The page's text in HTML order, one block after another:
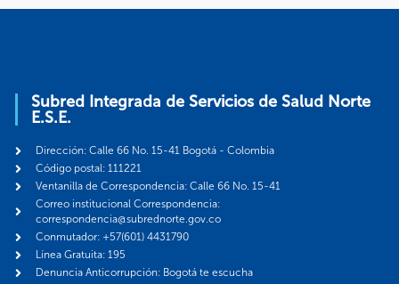
Subred Integrada de Servicios de Salud Norte
E.S.E.
Dirección: Calle 66 No. 15-41 Bogotá - Colombia
Código postal: 111221
Ventanilla de Correspondencia: Calle 66 No. 15-41
Correo institucional Correspondencia:
correspondencia@subrednorte.gov.co
Conmutador: +57(601) 4431790
Línea Gratuita: 195
Denuncia Anticorrupción: Bogotá te escucha